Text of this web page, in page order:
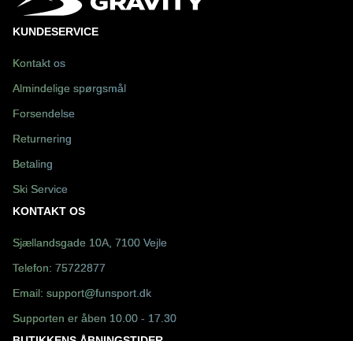
KUNDESERVICE
Kontakt os
Almindelige spørgsmål
Forsendelse
Returnering
Betaling
Ski Service
KONTAKT OS
Sjællandsgade 10A, 7100 Vejle
Telefon: 75722877
Email: support@funsport.dk
Supporten er åben 10.00 - 17.30